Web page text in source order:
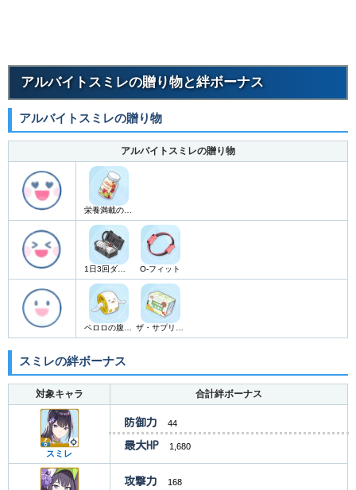
アルバイトスミレの贈り物と絆ボーナス
アルバイトスミレの贈り物
アルバイトスミレの贈り物
栄養満載の総合ビタミンゼリー
1日3回ダンベルセット O-フィット
ペロロの腹筋ローラー ザ・サプリメント
スミレの絆ボーナス
対象キャラ 合計絆ボーナス
スミレ
防御力 44
最大HP 1,680
攻撃力 168